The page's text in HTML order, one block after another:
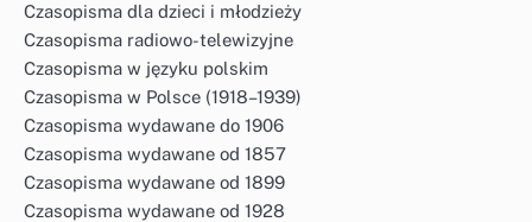
Czasopisma dla dzieci i młodzieży
Czasopisma radiowo-telewizyjne
Czasopisma w języku polskim
Czasopisma w Polsce (1918–1939)
Czasopisma wydawane do 1906
Czasopisma wydawane od 1857
Czasopisma wydawane od 1899
Czasopisma wydawane od 1928